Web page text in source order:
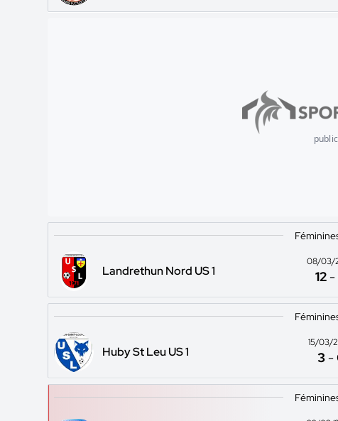
Landrethun Nord US 1
08/03/
12 -
Huby St Leu US 1
15/03/
3 -